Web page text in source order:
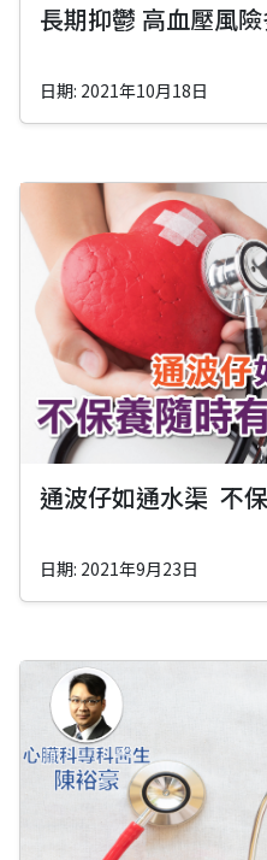
長期抑鬱 高血壓風
日期: 2021年10月18日
通波仔如通水渠 不
日期: 2021年9月23日